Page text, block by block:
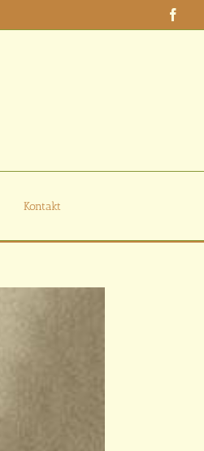
Kontakt